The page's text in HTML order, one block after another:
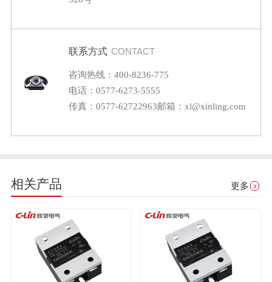
联系方式 CONTACT
咨询热线：400-8236-775
电话：0577-6273-5555
传真：0577-62722963邮箱：xl@xinling.com
相关产品 更多